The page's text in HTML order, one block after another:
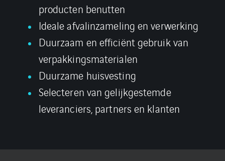
producten benutten
Ideale afvalinzameling en verwerking
Duurzaam en efficiënt gebruik van
verpakkingsmaterialen
Duurzame huisvesting
Selecteren van gelijkgestemde
leveranciers, partners en klanten